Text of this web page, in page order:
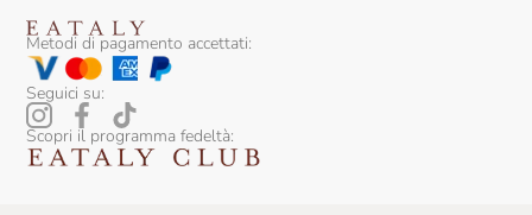
Metodi di pagamento accettati:
Seguici su:
Scopri il programma fedeltà: